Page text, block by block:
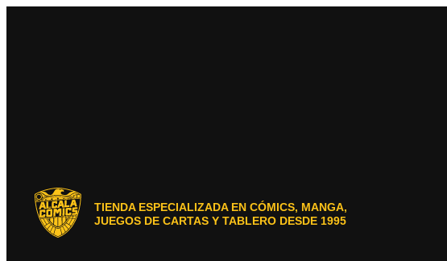
TIENDA ESPECIALIZADA EN CÓMICS, MANGA,
JUEGOS DE CARTAS Y TABLERO DESDE 1995